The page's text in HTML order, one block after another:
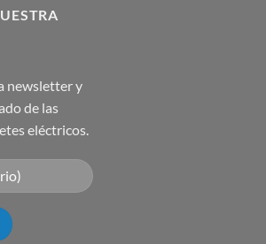
newsletter y
de las
eléctricos.